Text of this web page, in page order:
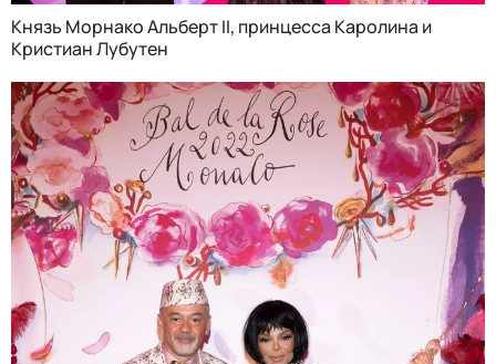
Князь Морнако Альберт II, принцесса Каролина и
Кристиан Лубутен